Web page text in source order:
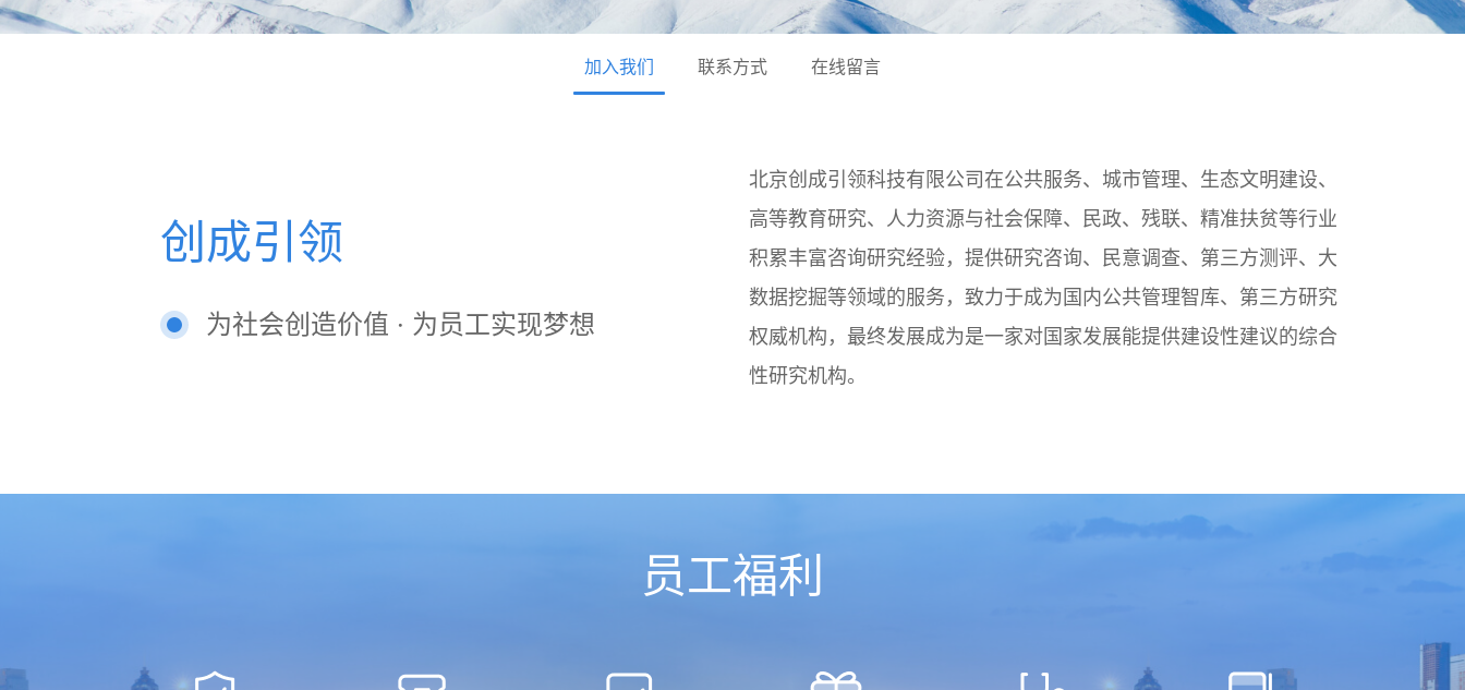
加入我们 联系方式 在线留言
创成引领
为社会创造价值 · 为员工实现梦想
北京创成引领科技有限公司在公共服务、城市管理、生态文明建设、
高等教育研究、人力资源与社会保障、民政、残联、精准扶贫等行业
积累丰富咨询研究经验，提供研究咨询、民意调查、第三方测评、大
数据挖掘等领域的服务，致力于成为国内公共管理智库、第三方研究
权威机构，最终发展成为是一家对国家发展能提供建设性建议的综合
性研究机构。
员工福利